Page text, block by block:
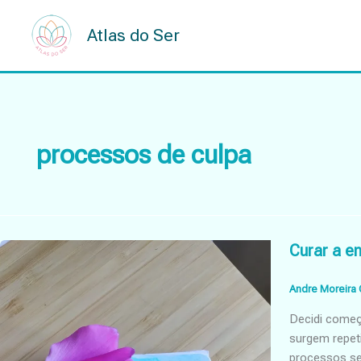
content
Atlas do Ser
processos de culpa
Curar a
Andre Moreira
Decidi
surgem
processos